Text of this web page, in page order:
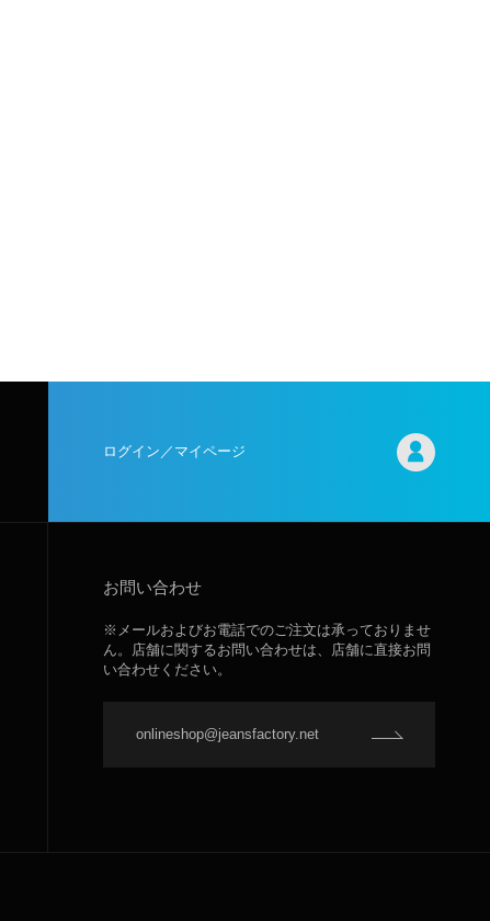
ログイン／マイページ
お問い合わせ
※メールおよびお電話でのご注文は承っておりませ
ん。店舗に関するお問い合わせは、店舗に直接お問
い合わせください。
onlineshop@jeansfactory.net